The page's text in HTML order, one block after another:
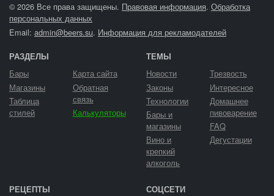
© 2026 Все права защищены. Правовая информация. Обработка
персональных данных
Email: admin@beers.su. Информация для рекламодателей
РАЗДЕЛЫ
Бары
Магазины
Таблица
стилей
Карта сайта
Обратная
связь
Калькуляторы
ТЕМЫ
Новости
Законы
Технологии
Бары и
магазины
Вино и
крепкий
алкоголь
Трезвость
Интересное
Домашнее
пивоварение
FAQ
Дегустации
РЕЦЕПТЫ СОЦСЕТИ